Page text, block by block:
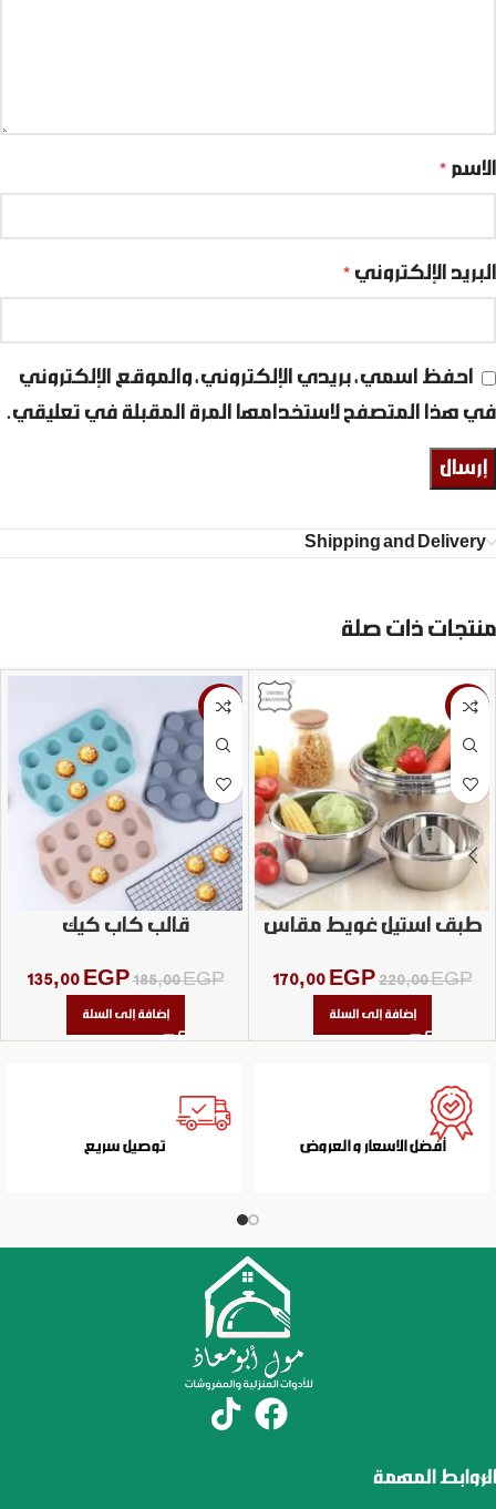
الاسم *
البريد الإلكتروني *
احفظ اسمي، بريدي الإلكتروني، والموقع الإلكتروني
في هذا المتصفح لاستخدامها المرة المقبلة في تعليقي.
Shipping and Delivery
منتجات ذات صلة
-23%
طبق استيل غويط مقاس
220,00EGP
170,00 EGP
إضافة إلى السلة
-27%
قالب كاب كيك
185,00EGP
135,00 EGP
إضافة إلى السلة
أفضل الاسعار و العروض توصيل سريع
الروابط المهمة